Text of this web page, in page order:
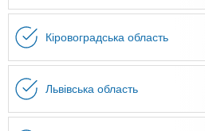
Кіровоградська область
Львівська область